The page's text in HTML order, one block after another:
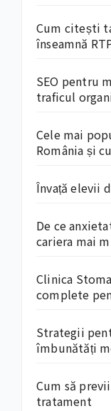
Cum citești
înseamnă
SEO pentru
traficul
Cele mai
România și
Învață elevii
De ce
cariera mai
Clinica
complete
Strategii
îmbunătăți
Cum să
tratament